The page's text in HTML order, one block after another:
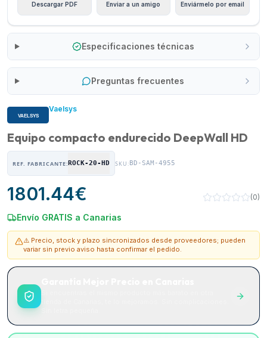
Descargar PDF Enviar a un amigo Enviármelo por email
Especificaciones técnicas
Preguntas frecuentes
Vaelsys
Equipo compacto endurecido DeepWall HD
REF. FABRICANTE:ROCK-20-HD SKU:BD-SAM-4955
1801.44€ (0)
Envío GRATIS a Canarias
⚠️ Precio, stock y plazo sincronizados desde proveedores; pueden
variar sin previo aviso hasta confirmar el pedido.